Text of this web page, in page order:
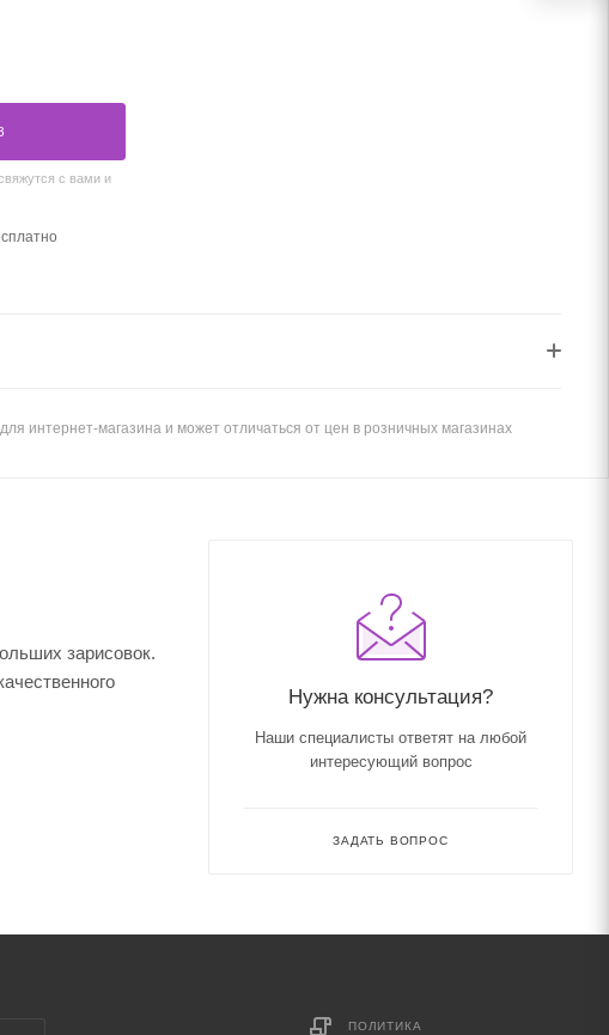
с вами и
интернет-магазина и может отличаться от цен в розничных магазинах
зарисовок.
Нужна консультация?
Наши специалисты ответят на любой
интересующий вопрос
ЗАДАТЬ ВОПРОС
ПОЛИТИКА